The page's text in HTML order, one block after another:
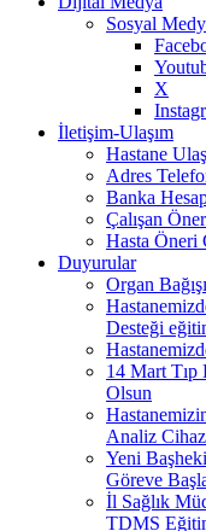
Sosyal
X
İletişim-Ulaşım
Hastane
Adres
Banka
Çalışan
Hasta Öneri
Duyurular
Organ
Desteği
14 Mart Tıp
Olsun
Analiz
Yeni
Göreve
İl Sağlık
TDMS